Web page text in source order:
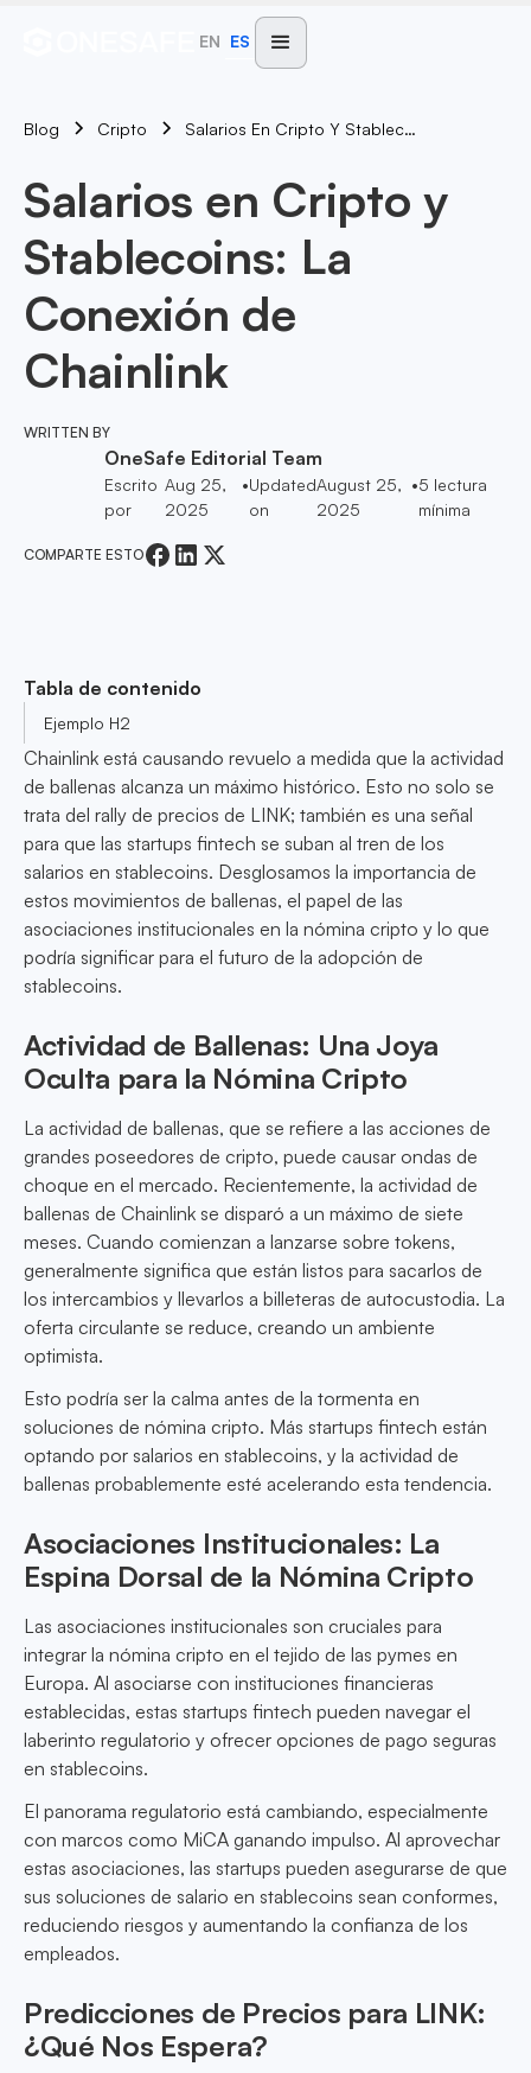
EN ES
Blog Cripto Salarios En Cripto Y Stablecoins: La Conexión De Chainlink
Salarios en Cripto y
Stablecoins: La
Conexión de
Chainlink
WRITTEN BY
OneSafe Editorial Team
Escrito
por
Aug 25,
2025
•Updated
on
August 25,
2025
•5 lectura
mínima
COMPARTE ESTO
Tabla de contenido
Ejemplo H2
Chainlink está causando revuelo a medida que la actividad
de ballenas alcanza un máximo histórico. Esto no solo se
trata del rally de precios de LINK; también es una señal
para que las startups fintech se suban al tren de los
salarios en stablecoins. Desglosamos la importancia de
estos movimientos de ballenas, el papel de las
asociaciones institucionales en la nómina cripto y lo que
podría significar para el futuro de la adopción de
stablecoins.
Actividad de Ballenas: Una Joya
Oculta para la Nómina Cripto
La actividad de ballenas, que se refiere a las acciones de
grandes poseedores de cripto, puede causar ondas de
choque en el mercado. Recientemente, la actividad de
ballenas de Chainlink se disparó a un máximo de siete
meses. Cuando comienzan a lanzarse sobre tokens,
generalmente significa que están listos para sacarlos de
los intercambios y llevarlos a billeteras de autocustodia. La
oferta circulante se reduce, creando un ambiente
optimista.
Esto podría ser la calma antes de la tormenta en
soluciones de nómina cripto. Más startups fintech están
optando por salarios en stablecoins, y la actividad de
ballenas probablemente esté acelerando esta tendencia.
Asociaciones Institucionales: La
Espina Dorsal de la Nómina Cripto
Las asociaciones institucionales son cruciales para
integrar la nómina cripto en el tejido de las pymes en
Europa. Al asociarse con instituciones financieras
establecidas, estas startups fintech pueden navegar el
laberinto regulatorio y ofrecer opciones de pago seguras
en stablecoins.
El panorama regulatorio está cambiando, especialmente
con marcos como MiCA ganando impulso. Al aprovechar
estas asociaciones, las startups pueden asegurarse de que
sus soluciones de salario en stablecoins sean conformes,
reduciendo riesgos y aumentando la confianza de los
empleados.
Predicciones de Precios para LINK:
¿Qué Nos Espera?